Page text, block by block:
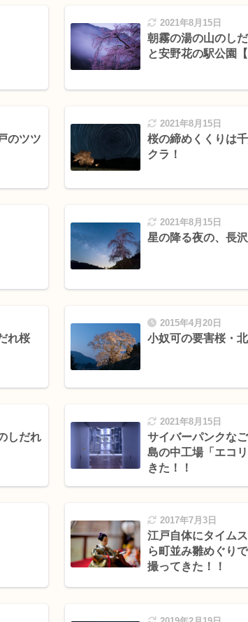
2021年8月15日
朝霧の湯の山のし
と安野花の駅公園【
のツツ
2021年8月15日
桜の締めくくりは
クラ！
2021年8月15日
星の降る夜の、長
れ桜
2015年4月20日
小奴可の要害桜・
しだれ
2021年8月15日
サイバーパンクな
島の中工場「エコ
きた！！
2017年7月3日
江戸自体にタイム
ら町並み雛めぐり
撮ってきた！！